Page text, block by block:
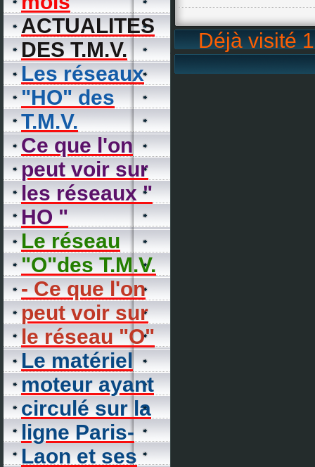
ACTUALITES
DES T.M.V.
Les réseaux
"HO" des
T.M.V.
Ce que l'on
peut voir sur
les réseaux "
HO "
Le réseau
"O"des T.M.V.
- Ce que l'on
peut voir sur
le réseau "O"
Le matériel
moteur ayant
circulé sur la
ligne Paris-
Laon et ses
Déjà visité
*
*
*